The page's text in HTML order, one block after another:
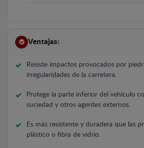
Ventajas:
Resiste impactos provocados por
irregularidades de la carretera.
Protege la parte inferior del vehículo
suciedad y otros agentes externos.
Es más resistente y duradera que las
plástico o fibra de vidrio.